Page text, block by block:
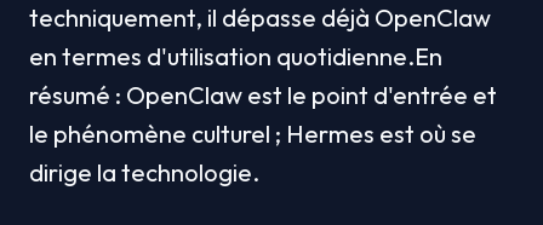
techniquement, il dépasse déjà OpenClaw
en termes d'utilisation quotidienne.En
résumé : OpenClaw est le point d'entrée et
le phénomène culturel ; Hermes est où se
dirige la technologie.